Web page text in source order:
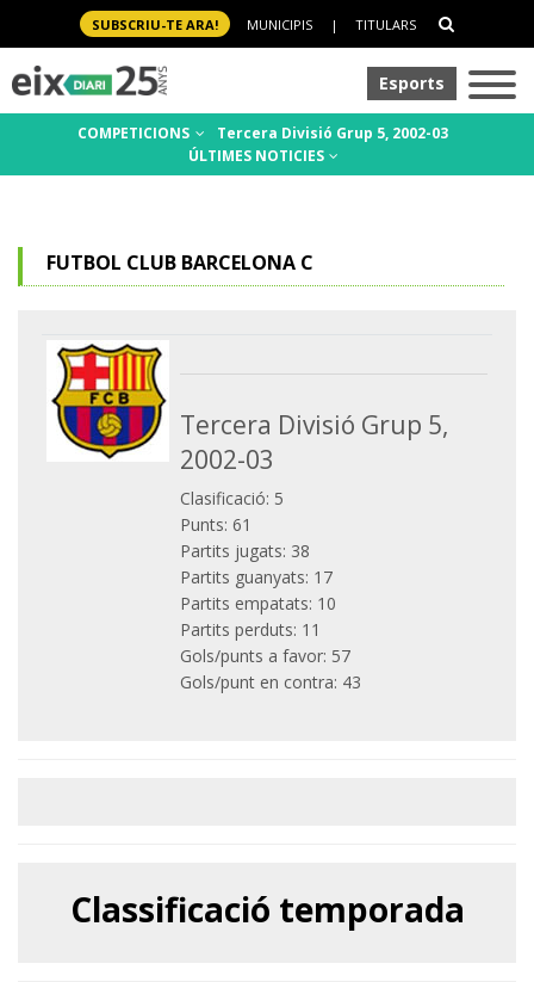
SUBSCRIU-TE ARA! MUNICIPIS | TITULARS
Esports
COMPETICIONS
Tercera Divisió Grup 5, 2002-03
ÚLTIMES NOTICIES
FUTBOL CLUB BARCELONA C
Tercera Divisió Grup 5,
2002-03
Clasificació: 5
Punts: 61
Partits jugats: 38
Partits guanyats: 17
Partits empatats: 10
Partits perduts: 11
Gols/punts a favor: 57
Gols/punt en contra: 43
Classificació temporada